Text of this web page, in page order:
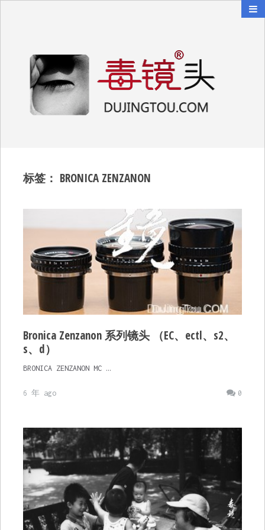
标签： BRONICA ZENZANON
Bronica Zenzanon 系列镜头 （EC、ectl、s2、
s、d）
BRONICA ZENZANON MC …
0
6 年 ago